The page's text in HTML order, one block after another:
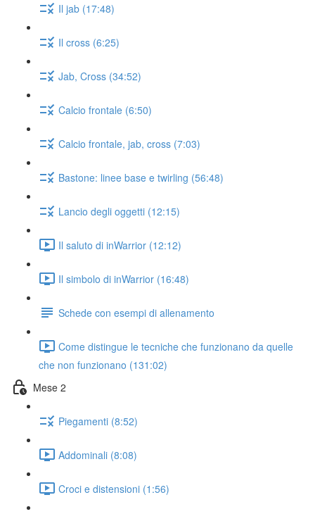
Il jab (17:48)
Il cross (6:25)
Jab, Cross (34:52)
Calcio frontale (6:50)
Calcio frontale, jab, cross (7:03)
Bastone: linee base e twirling (56:48)
Lancio degli oggetti (12:15)
Il saluto di inWarrior (12:12)
Il simbolo di inWarrior (16:48)
Schede con esempi di allenamento
Come distingue le tecniche che funzionano da quelle
che non funzionano (131:02)
Mese 2
Piegamenti (8:52)
Addominali (8:08)
Croci e distensioni (1:56)